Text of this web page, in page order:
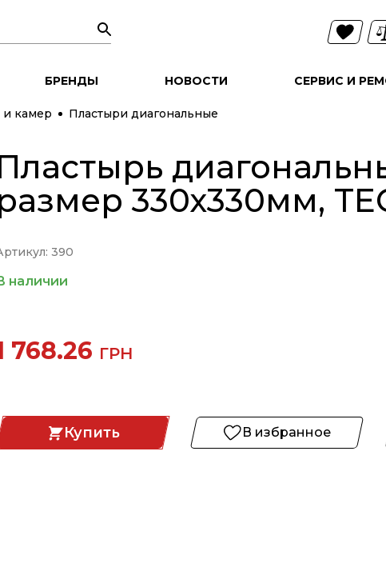
БРЕНДЫ НОВОСТИ СЕРВИС И
камер Пластыри диагональные
330х330мм,
390
наличии
768.26 ГРН
Купить В избранное